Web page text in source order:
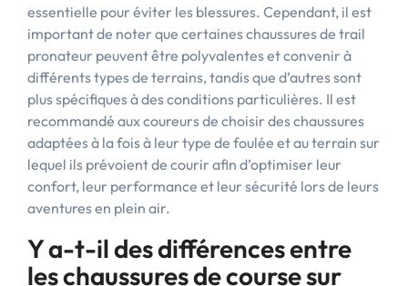
essentielle pour éviter les blessures. Cependant, il est
important de noter que certaines chaussures de trail
pronateur peuvent être polyvalentes et convenir à
différents types de terrains, tandis que d’autres sont
plus spécifiques à des conditions particulières. Il est
recommandé aux coureurs de choisir des chaussures
adaptées à la fois à leur type de foulée et au terrain sur
lequel ils prévoient de courir afin d’optimiser leur
confort, leur performance et leur sécurité lors de leurs
aventures en plein air.
Y a-t-il des différences entre
les chaussures de course sur